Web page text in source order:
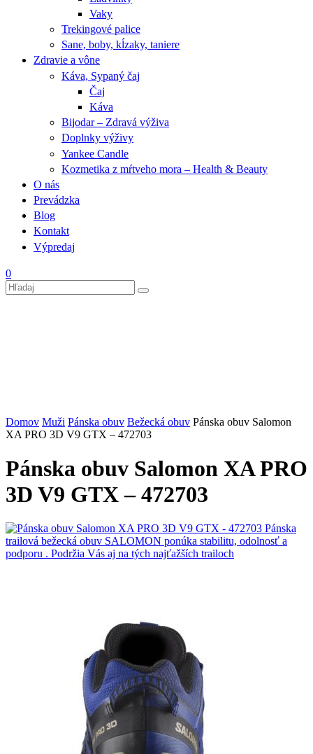
Vaky
Trekingové palice
Sane, boby, kĺzaky, taniere
Zdravie a vône
Káva, Sypaný čaj
Čaj
Káva
Bijodar – Zdravá výživa
Doplnky výživy
Yankee Candle
Kozmetika z mŕtveho mora – Health & Beauty
O nás
Prevádzka
Blog
Kontakt
Výpredaj
0
Domov Muži Pánska obuv Bežecká obuv Pánska obuv Salomon
XA PRO 3D V9 GTX – 472703
Pánska obuv Salomon XA PRO
3D V9 GTX – 472703